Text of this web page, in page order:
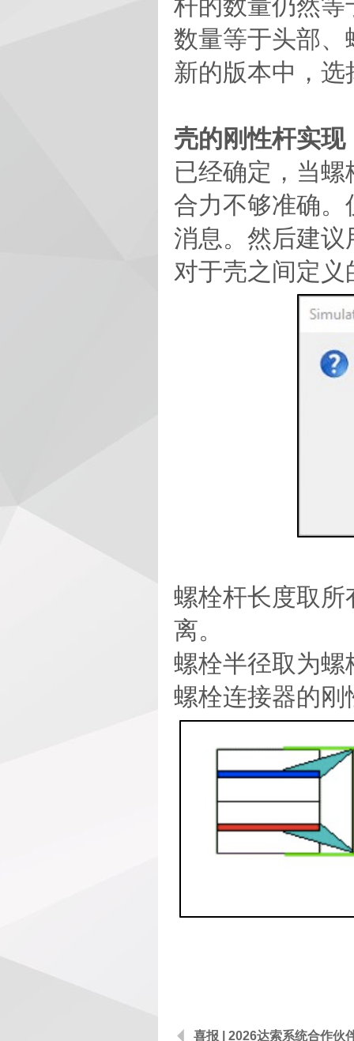
杆的数量仍然
数量等于头部
新的版本中，
壳的刚性杆实现
已经确定，当
合力不够准确
消息。然后建
对于壳之间定
螺栓杆长度取
离。
螺栓半径取为
螺栓连接器的
喜报 | 2026达索系统合作伙